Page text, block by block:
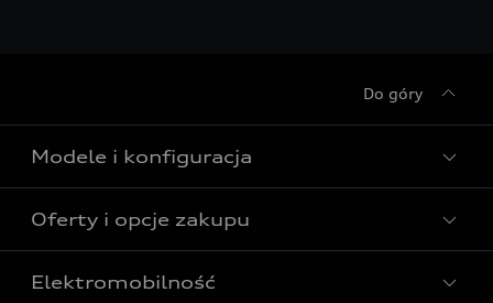
Do góry
Modele i konfiguracja
Wszystkie modele Audi
Modele elektryczne Audi
Oferty i opcje zakupu
Gotowe do odbioru
Elektromobilność